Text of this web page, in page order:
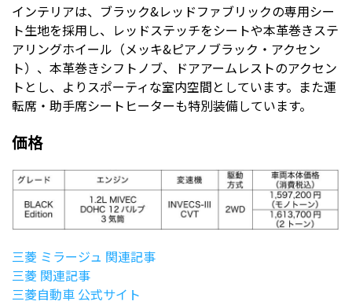
インテリアは、ブラック&レッドファブリックの専用シー
ト生地を採用し、レッドステッチをシートや本革巻きステ
アリングホイール（メッキ&ピアノブラック・アクセン
ト）、本革巻きシフトノブ、ドアアームレストのアクセン
トとし、よりスポーティな室内空間としています。また運
転席・助手席シートヒーターも特別装備しています。
価格
三菱 ミラージュ 関連記事
三菱 関連記事
三菱自動車 公式サイト